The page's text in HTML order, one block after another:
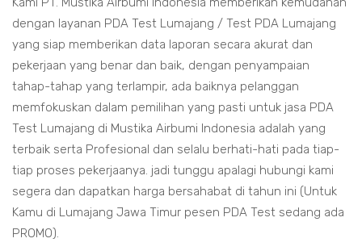
dengan layanan PDA Test Lumajang / Test PDA Lumajang
yang siap memberikan data laporan secara akurat dan
pekerjaan yang benar dan baik, dengan penyampaian
tahap-tahap yang terlampir, ada baiknya pelanggan
memfokuskan dalam pemilihan yang pasti untuk jasa PDA
Test Lumajang di Mustika Airbumi Indonesia adalah yang
terbaik serta Profesional dan selalu berhati-hati pada tiap-
tiap proses pekerjaanya. jadi tunggu apalagi hubungi kami
segera dan dapatkan harga bersahabat di tahun ini (Untuk
Kamu di Lumajang Jawa Timur pesen PDA Test sedang ada
PROMO).